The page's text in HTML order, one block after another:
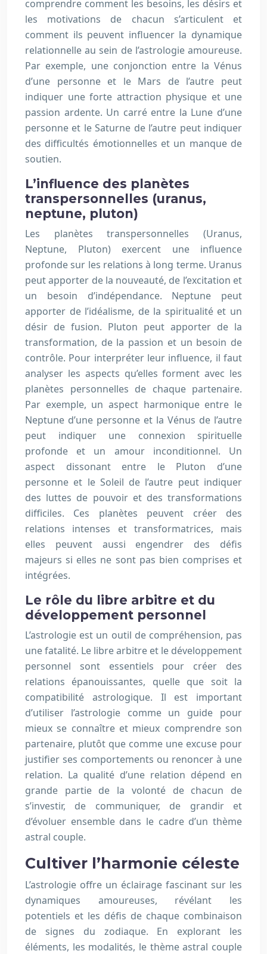
comprendre comment les besoins, les désirs et
les motivations de chacun s’articulent et
comment ils peuvent influencer la dynamique
relationnelle au sein de l’astrologie amoureuse.
Par exemple, une conjonction entre la Vénus
d’une personne et le Mars de l’autre peut
indiquer une forte attraction physique et une
passion ardente. Un carré entre la Lune d’une
personne et le Saturne de l’autre peut indiquer
des difficultés émotionnelles et un manque de
soutien.
L’influence des planètes
transpersonnelles (uranus,
neptune, pluton)
Les planètes transpersonnelles (Uranus,
Neptune, Pluton) exercent une influence
profonde sur les relations à long terme. Uranus
peut apporter de la nouveauté, de l’excitation et
un besoin d’indépendance. Neptune peut
apporter de l’idéalisme, de la spiritualité et un
désir de fusion. Pluton peut apporter de la
transformation, de la passion et un besoin de
contrôle. Pour interpréter leur influence, il faut
analyser les aspects qu’elles forment avec les
planètes personnelles de chaque partenaire.
Par exemple, un aspect harmonique entre le
Neptune d’une personne et la Vénus de l’autre
peut indiquer une connexion spirituelle
profonde et un amour inconditionnel. Un
aspect dissonant entre le Pluton d’une
personne et le Soleil de l’autre peut indiquer
des luttes de pouvoir et des transformations
difficiles. Ces planètes peuvent créer des
relations intenses et transformatrices, mais
elles peuvent aussi engendrer des défis
majeurs si elles ne sont pas bien comprises et
intégrées.
Le rôle du libre arbitre et du
développement personnel
L’astrologie est un outil de compréhension, pas
une fatalité. Le libre arbitre et le développement
personnel sont essentiels pour créer des
relations épanouissantes, quelle que soit la
compatibilité astrologique. Il est important
d’utiliser l’astrologie comme un guide pour
mieux se connaître et mieux comprendre son
partenaire, plutôt que comme une excuse pour
justifier ses comportements ou renoncer à une
relation. La qualité d’une relation dépend en
grande partie de la volonté de chacun de
s’investir, de communiquer, de grandir et
d’évoluer ensemble dans le cadre d’un thème
astral couple.
Cultiver l’harmonie céleste
L’astrologie offre un éclairage fascinant sur les
dynamiques amoureuses, révélant les
potentiels et les défis de chaque combinaison
de signes du zodiaque. En explorant les
éléments, les modalités, le thème astral couple